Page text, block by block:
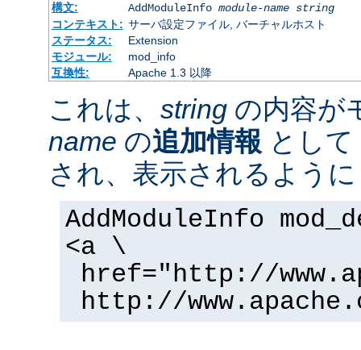
構文:
AddModuleInfo module-name string
コンテキスト: サーバ設定ファイル, バーチャルホスト
ステータス:
Extension
モジュール:
mod_info
互換性:
Apache 1.3 以降
これは、 string の内容が
name の追加情報 とし
され、表示されるよう
AddModuleInfo
<a \
href="http://
http://